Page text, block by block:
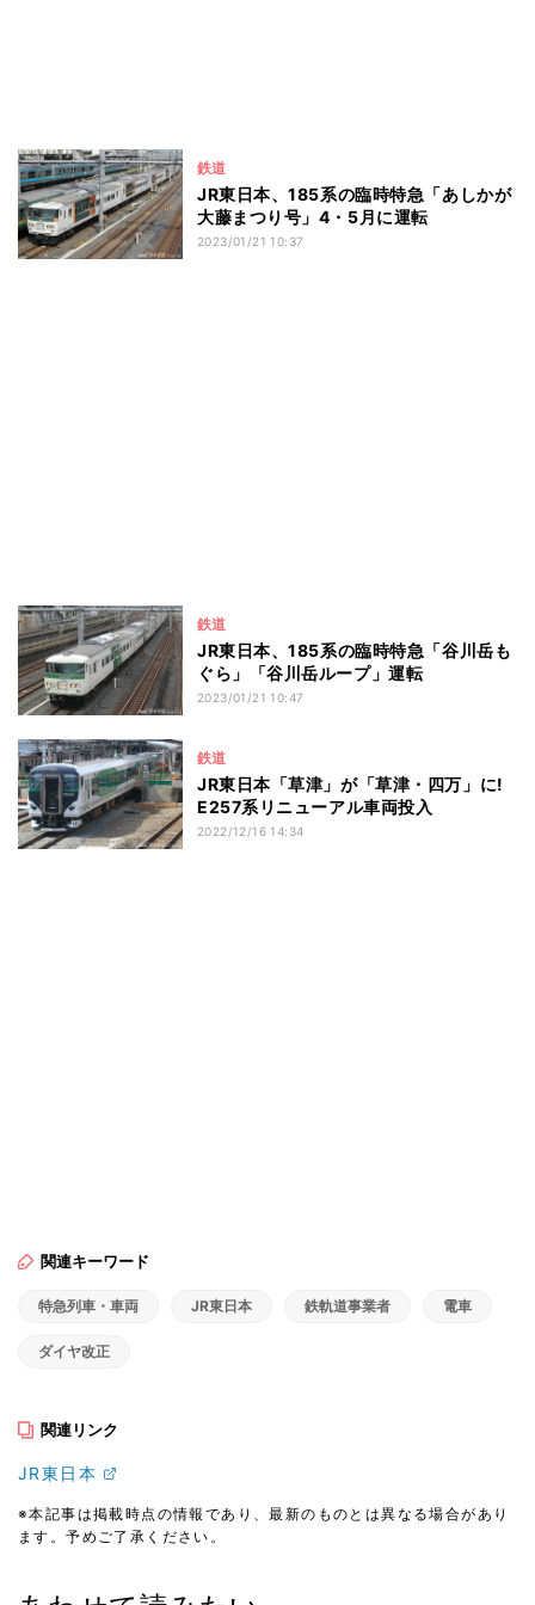
鉄道
JR東日本、185系の臨時特急「あしかが
大藤まつり号」4・5月に運転
2023/01/21 10:37
鉄道
JR東日本、185系の臨時特急「谷川岳も
ぐら」「谷川岳ループ」運転
2023/01/21 10:47
鉄道
JR東日本「草津」が「草津・四万」に!
E257系リニューアル車両投入
2022/12/16 14:34
関連キーワード
特急列車・車両 JR東日本 鉄軌道事業者 電車
ダイヤ改正
関連リンク
JR東日本
※本記事は掲載時点の情報であり、最新のものとは異なる場合があり
ます。予めご了承ください。